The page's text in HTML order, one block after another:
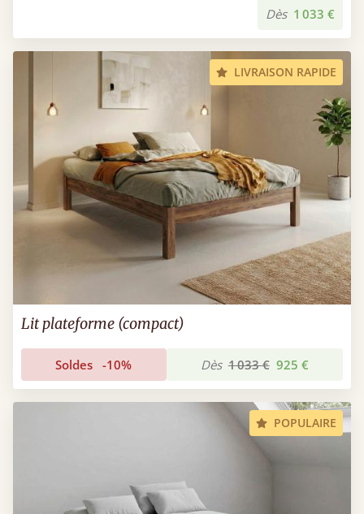
Dès 1 033 €
LIVRAISON RAPIDE
Lit plateforme (compact)
Soldes -10% Dès 1 033 € 925 €
POPULAIRE